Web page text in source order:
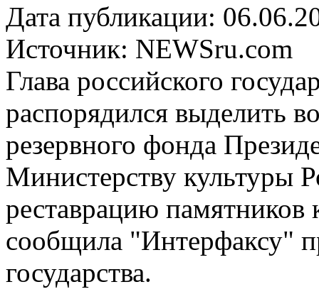
Дата публикации:
Источник: NEWSru.com
Глава российского
распорядился выделить
резервного фонда
Министерству культуры
реставрацию памятников
сообщила "Интерфаксу"
государства.